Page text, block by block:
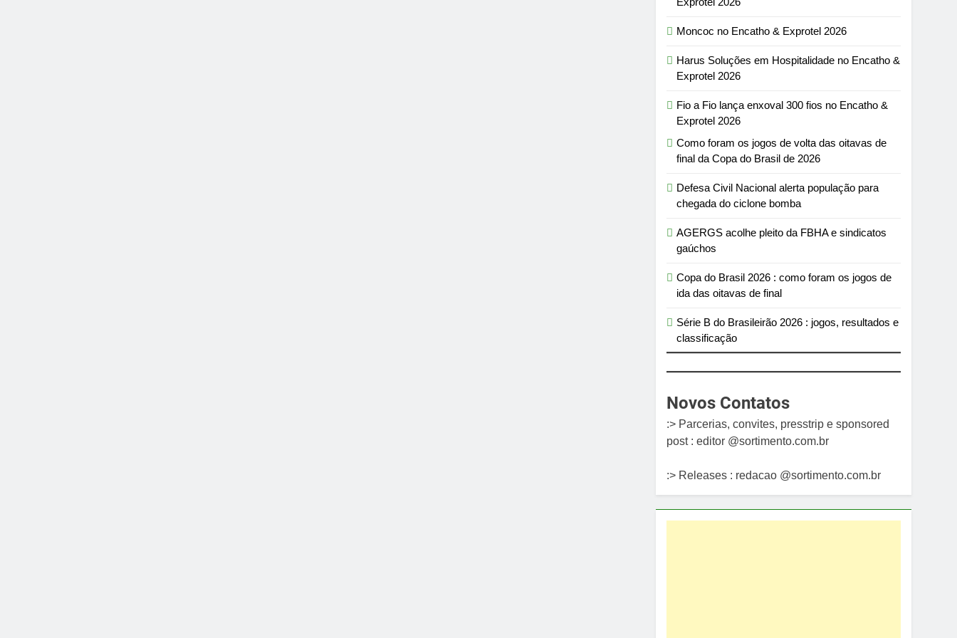
Moncoc no Encatho & Exprotel 2026
Harus Soluções em Hospitalidade no Encatho &
Exprotel 2026
Fio a Fio lança enxoval 300 fios no Encatho &
Exprotel 2026
Como foram os jogos de volta das oitavas de
final da Copa do Brasil de 2026
Defesa Civil Nacional alerta população para
chegada do ciclone bomba
AGERGS acolhe pleito da FBHA e sindicatos
gaúchos
Copa do Brasil 2026 : como foram os jogos de
ida das oitavas de final
Série B do Brasileirão 2026 : jogos, resultados e
classificação
Novos Contatos
:> Parcerias, convites, presstrip e sponsored
post : editor @sortimento.com.br
:> Releases : redacao @sortimento.com.br